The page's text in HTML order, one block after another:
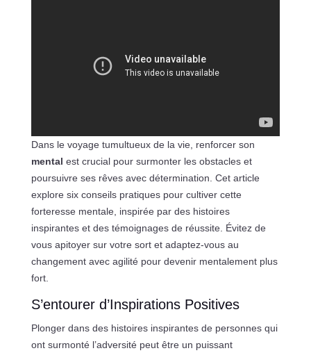
Dans le voyage tumultueux de la vie, renforcer son
mental est crucial pour surmonter les obstacles et
poursuivre ses rêves avec détermination. Cet article
explore six conseils pratiques pour cultiver cette
forteresse mentale, inspirée par des histoires
inspirantes et des témoignages de réussite. Évitez de
vous apitoyer sur votre sort et adaptez-vous au
changement avec agilité pour devenir mentalement plus
fort.
S’entourer d’Inspirations Positives
Plonger dans des histoires inspirantes de personnes qui
ont surmonté l’adversité peut être un puissant